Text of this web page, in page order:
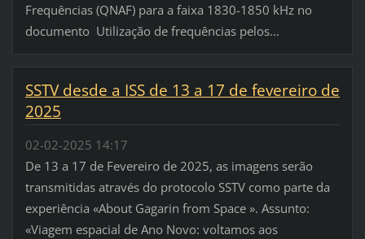
Frequências (QNAF) para a faixa 1830-1850 kHz no
documento Utilização de frequências pelos...
SSTV desde a ISS de 13 a 17 de fevereiro de
2025
02-02-2025 14:17
De 13 a 17 de Fevereiro de 2025, as imagens serão
transmitidas através do protocolo SSTV como parte da
experiência «About Gagarin from Space ». Assunto:
«Viagem espacial de Ano Novo: voltamos aos